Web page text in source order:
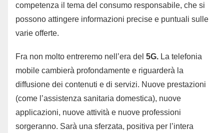
competenza il tema del consumo responsabile, che si
possono attingere informazioni precise e puntuali sulle
varie offerte.
Fra non molto entreremo nell’era del 5G. La telefonia
mobile cambierà profondamente e riguarderà la
diffusione dei contenuti e di servizi. Nuove prestazioni
(come l’assistenza sanitaria domestica), nuove
applicazioni, nuove attività e nuove professioni
sorgeranno. Sarà una sferzata, positiva per l’intera